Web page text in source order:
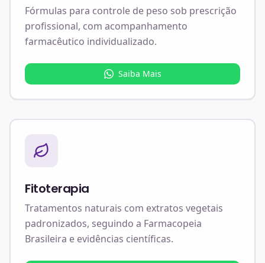
Fórmulas para controle de peso sob prescrição
profissional, com acompanhamento
farmacêutico individualizado.
Saiba Mais
Fitoterapia
Tratamentos naturais com extratos vegetais
padronizados, seguindo a Farmacopeia
Brasileira e evidências científicas.